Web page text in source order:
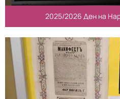
2025/2026 Ден на